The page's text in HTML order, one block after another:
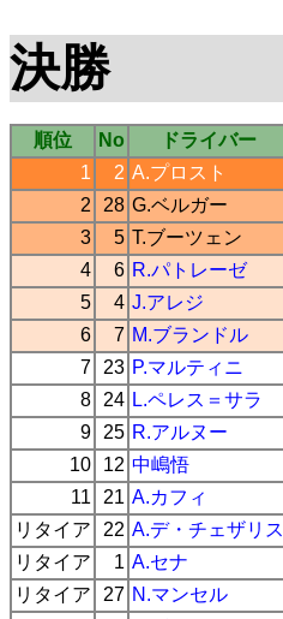
決勝
順位 No ドライバー
1
2 A.プロスト
2
28 G.ベルガー
3
5 T.ブーツェン
4
6 R.パトレーゼ
5
4 J.アレジ
6
7 M.ブランドル
7
23 P.マルティニ
8
24 L.ペレス＝サラ
9
25 R.アルヌー
10
12 中嶋悟
11
21 A.カフィ
リタイア
22 A.デ・チェザリス
リタイア
1 A.セナ
リタイア
27 N.マンセル